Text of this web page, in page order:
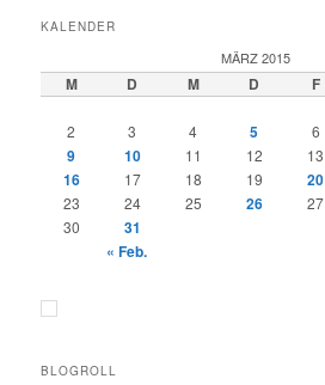
KALENDER
MÄRZ 2015
M D M D F
2
3 4 5 6
9 10 11 12 13
16 17 18 19 20
23
24 25 26 27
30
31
« Feb.
BLOGROLL